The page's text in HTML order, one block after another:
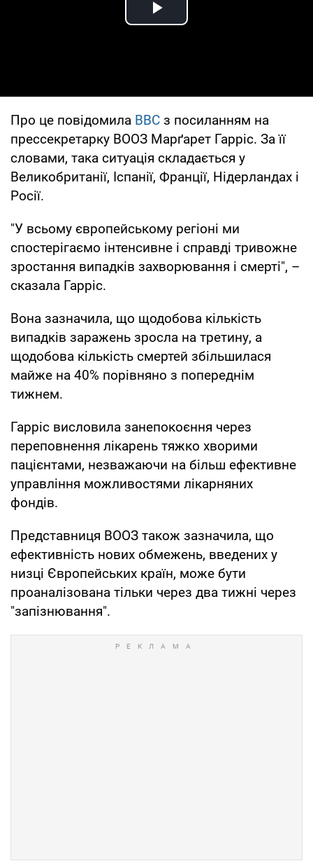
Play Video
Про це повідомила BBC з посиланням на
прессекретарку ВООЗ Марґарет Гарріс. За її
словами, така ситуація складається у
Великобританії, Іспанії, Франції, Нідерландах і
Росії.
"У всьому європейському регіоні ми
спостерігаємо інтенсивне і справді тривожне
зростання випадків захворювання і смерті", –
сказала Гарріс.
Вона зазначила, що щодобова кількість
випадків заражень зросла на третину, а
щодобова кількість смертей збільшилася
майже на 40% порівняно з попереднім
тижнем.
Гарріс висловила занепокоєння через
переповнення лікарень тяжко хворими
пацієнтами, незважаючи на більш ефективне
управління можливостями лікарняних
фондів.
Представниця ВООЗ також зазначила, що
ефективність нових обмежень, введених у
низці Європейських країн, може бути
проаналізована тільки через два тижні через
"запізнювання".